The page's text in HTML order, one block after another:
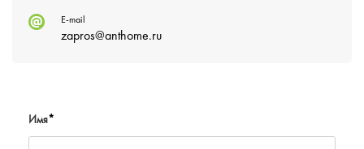
E-mail
zapros@anthome.ru
Имя*